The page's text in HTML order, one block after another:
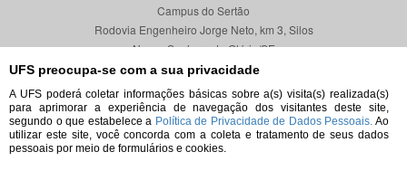
UFS preocupa-se com a sua privacidade
A UFS poderá coletar informações básicas sobre a(s) visita(s) realizada(s)
para aprimorar a experiência de navegação dos visitantes deste site,
segundo o que estabelece a Política de Privacidade de Dados Pessoais. Ao
utilizar este site, você concorda com a coleta e tratamento de seus dados
pessoais por meio de formulários e cookies.
Campus do Sertão
Rodovia Engenheiro Jorge Neto, km 3, Silos
Nossa Senhora da Glória/SE
CEP 49680-000
Localização